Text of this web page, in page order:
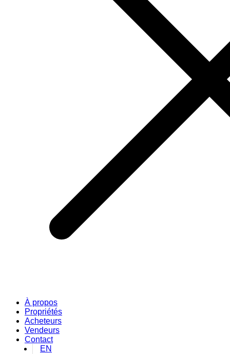
À propos
Propriétés
Acheteurs
Vendeurs
Contact
EN